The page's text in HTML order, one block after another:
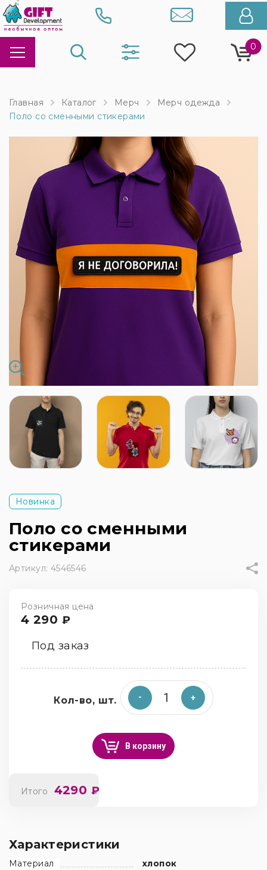
0
Главная Каталог Мерч
Мерч одежда
Поло со сменными стикерами
Новинка
Поло со сменными
стикерами
Артикул: 4546546
Розничная цена
4 290 ₽
Под заказ
Кол-во, шт.
В корзину
Итого 4290 ₽
Характеристики
Материал
хлопок